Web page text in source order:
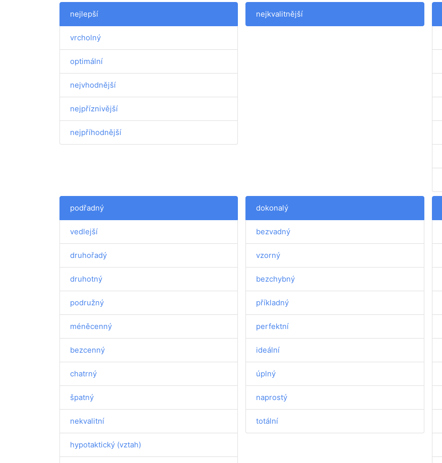
nejlepší
vrcholný
optimální
nejvhodnější
nejpříznivější
nejpříhodnější
nejkvalitnější
podřadný
vedlejší
druhořadý
druhotný
podružný
méněcenný
bezcenný
chatrný
špatný
nekvalitní
hypotaktický (vztah)
dokonalý
bezvadný
vzorný
bezchybný
příkladný
perfektní
ideální
úplný
naprostý
totální